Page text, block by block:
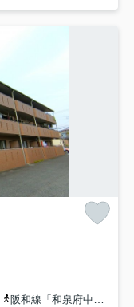
阪和線「和泉府中」駅 徒歩39分